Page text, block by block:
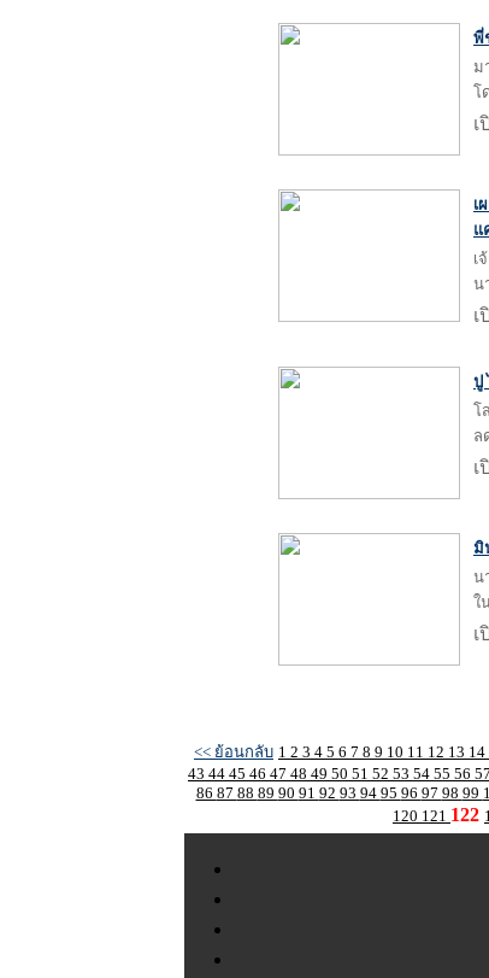
พี่
ม
โ
เ
เ
แ
เ
น
เ
ปู
โ
ล
เ
มิ
น
ใ
เ
<< ย้อนกลับ 1 2 3 4 5 6 7 8 9 10 11 12 13 14
43 44 45 46 47 48 49 50 51 52 53 54 55 56 57
86 87 88 89 90 91 92 93 94 95 96 97 98 99
120 121 122